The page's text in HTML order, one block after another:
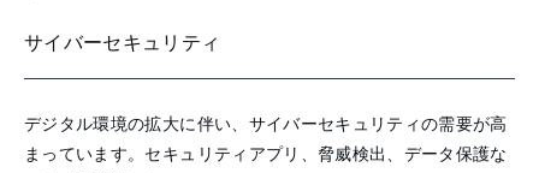
サイバーセキュリティ
デジタル環境の拡大に伴い、サイバーセキュリティの需要が高
まっています。セキュリティアプリ、脅威検出、データ保護な